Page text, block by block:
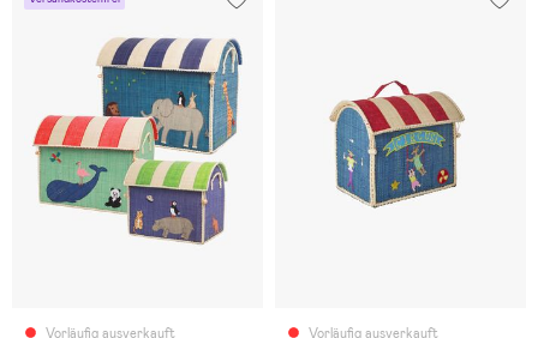
Vorläufig ausverkauft Vorläufig ausverkauft